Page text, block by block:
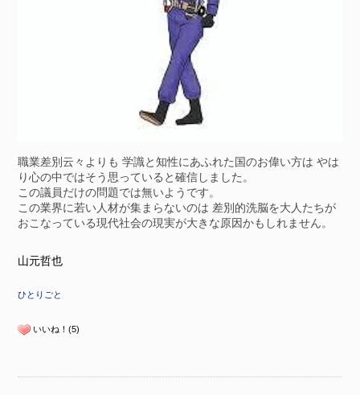
職業差別云々よりも 学識と知性にあふれた国のお偉い方は やは
り心の中ではそう思っていると確信しました。
この議員だけの問題では無いようです。
この業界に若い人材が集まらないのは 差別的洗脳を大人たちが
おこなっている現代社会の現実が大きな原因かもしれません。
山元哲也
ひとりごと
いいね！(5)